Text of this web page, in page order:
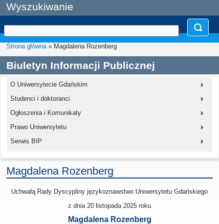
Wyszukiwanie
Strona główna» Magdalena Rozenberg
Biuletyn Informacji Publicznej
O Uniwersytecie Gdańskim
Studenci i doktoranci
Ogłoszenia i Komunikaty
Prawo Uniwersytetu
Serwis BIP
Magdalena Rozenberg
Uchwałą Rady Dyscypliny językoznawstwo Uniwersytetu Gdańskiego
z dnia 20 listopada 2025 roku
Magdalena Rozenberg